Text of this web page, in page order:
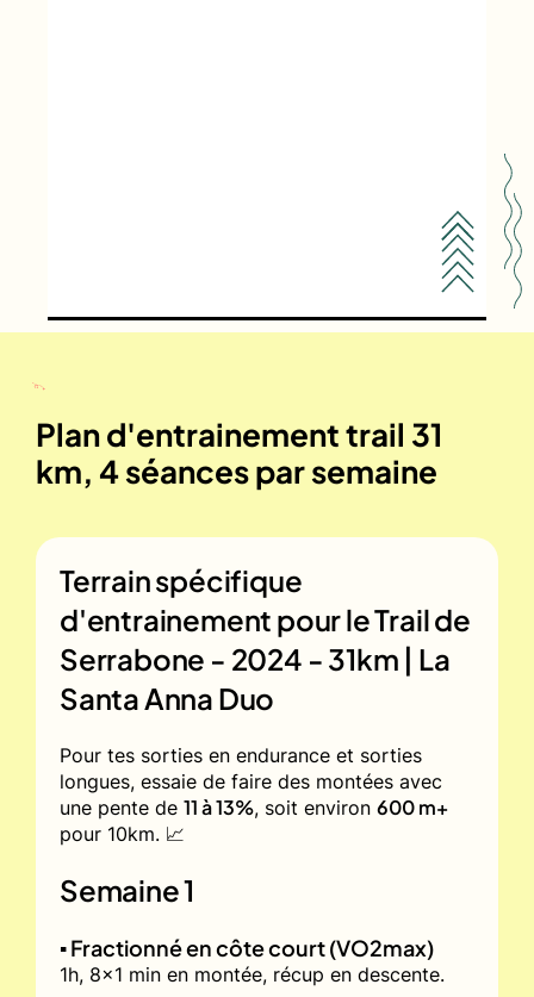
Plan d'entrainement trail 31
km, 4 séances par semaine
Terrain spécifique
d'entrainement pour leTrail de
Serrabone - 2024 - 31km | La
Santa Anna Duo
Pour tes sorties en endurance et sorties
longues, essaie de faire des montées avec
une pente de 11 à 13%, soit environ 600 m+
pour 10km. 📈
Semaine 1
▪️ Fractionné en côte court (VO2max)
1h, 8x1 min en montée, récup en descente.